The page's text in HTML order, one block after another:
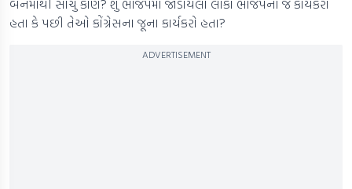
બંનેમાંથી સાચું કોણ? શું ભાજપમાં જોડાયેલા લોકો ભાજપના જ કાર્યકરો
હતા કે પછી તેઓ કોંગ્રેસના જૂના કાર્યકરો હતા?
ADVERTISEMENT